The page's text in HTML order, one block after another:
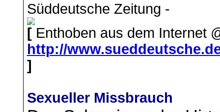
Süddeutsche Zeitung -
[Enthoben aus dem Internet
http://
]
Sexueller Missbrauch